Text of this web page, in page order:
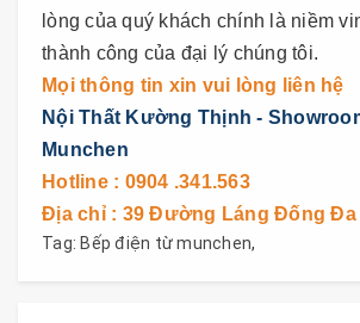
lòng của quý khách chính là niềm
thành công của đại lý chúng tôi.
Mọi thông tin xin vui lòng liên hệ
Nội Thất Kường Thịnh -
Munchen
Hotline : 0904 .341.563
Địa chỉ : 39 Đường Láng Đống Đa
Tag: Bếp điện từ munchen,